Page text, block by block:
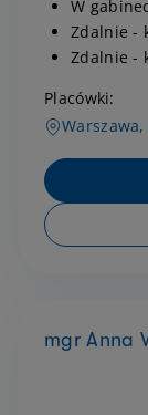
W
Zdalnie -
Zdalnie -
Placówki:
mgr Anna